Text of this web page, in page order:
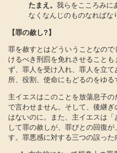
たまえ。 我らをこころみに
なくなんじのものなればな
【罪の赦し?】
罪を赦すとはどういうことなの
けるべき刑罰を免れさせること
ず、罪人を受け入れ、罪人を立
所、役割、使命にもどるのをゆ
主イエスはこのことを放蕩息子
で言わせません。そして、後継
はないのに。また、主イエスは
して罪の赦しが、罪びとの回復
す。罪悪感に対する三つの誤った